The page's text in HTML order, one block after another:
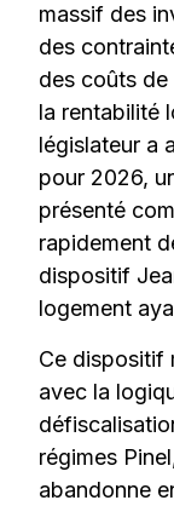
massif des
des
des coûts
la rentabilité
législateur a
pour 2026,
présenté
rapidement
dispositif
logement
Ce dispositif
avec la
régimes
abandonne